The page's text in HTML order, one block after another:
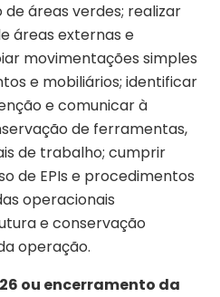
áreas verdes; realizar
áreas externas e
movimentações simples
e mobiliários; identificar
e comunicar à
de ferramentas,
de trabalho; cumprir
de EPIs e procedimentos
operacionais
e conservação
operação.
ou encerramento da